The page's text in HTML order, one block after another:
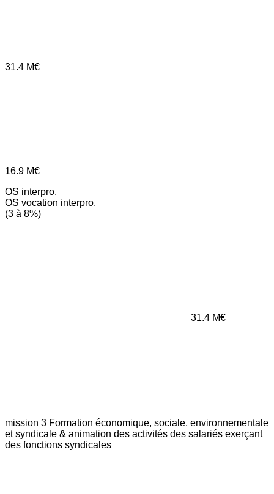
31.4 M€
16.9 M€
OS interpro.
OS vocation interpro.
(3 à 8%)
31.4 M€
mission 3 Formation économique, sociale, environnementale
et syndicale & animation des activités des salariés exerçant
des fonctions syndicales